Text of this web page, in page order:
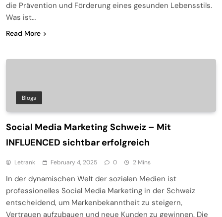
die Prävention und Förderung eines gesunden Lebensstils.
Was ist…
Read More
Blogs
Social Media Marketing Schweiz – Mit
INFLUENCED sichtbar erfolgreich
Letrank February 4, 2025 0 2 Mins
In der dynamischen Welt der sozialen Medien ist
professionelles Social Media Marketing in der Schweiz
entscheidend, um Markenbekanntheit zu steigern,
Vertrauen aufzubauen und neue Kunden zu gewinnen. Die